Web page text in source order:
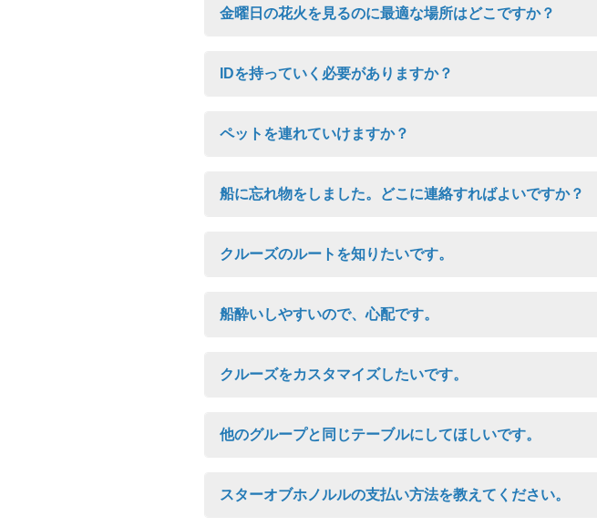
金曜日の花火を見るのに最適な場所はどこですか？
IDを持っていく必要がありますか？
ペットを連れていけますか？
船に忘れ物をしました。どこに連絡すればよいですか？
クルーズのルートを知りたいです。
船酔いしやすいので、心配です。
クルーズをカスタマイズしたいです。
他のグループと同じテーブルにしてほしいです。
スターオブホノルルの支払い方法を教えてください。